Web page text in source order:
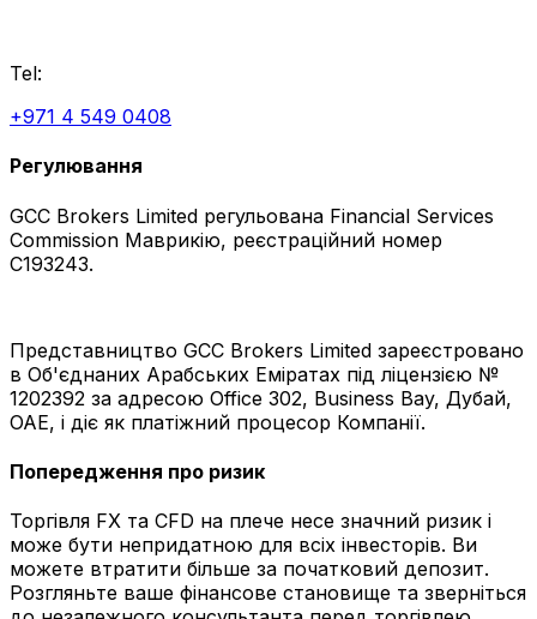
Tel:
+971 4 549 0408
Регулювання
GCC Brokers Limited регульована Financial Services
Commission Маврикію, реєстраційний номер
C193243.
Представництво GCC Brokers Limited зареєстровано
в Об'єднаних Арабських Еміратах під ліцензією №
1202392 за адресою Office 302, Business Bay, Дубай,
ОАЕ, і діє як платіжний процесор Компанії.
Попередження про ризик
Торгівля FX та CFD на плече несе значний ризик і
може бути непридатною для всіх інвесторів. Ви
можете втратити більше за початковий депозит.
Розгляньте ваше фінансове становище та зверніться